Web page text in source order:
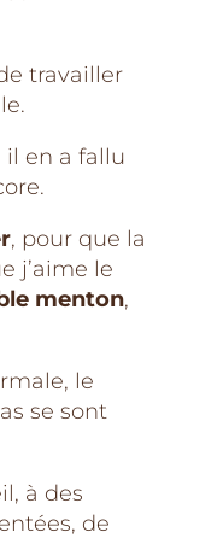
travailler
il en a fallu
, pour que la
j’aime le
menton,
le
se sont
à des
de